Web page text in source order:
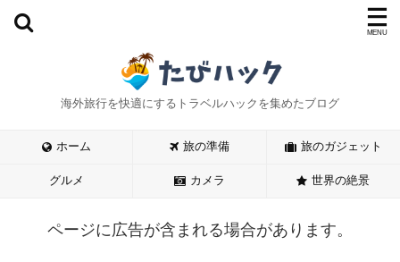
海外旅行を快適にするトラベルハックを集めたブログ
ホーム 旅の準備 旅のガジェット
グルメ カメラ 世界の絶景
ページに広告が含まれる場合があります。